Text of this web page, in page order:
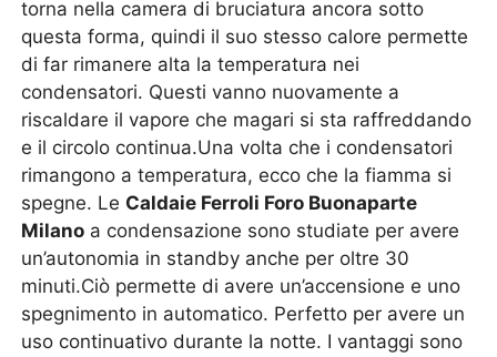
torna nella camera di bruciatura ancora sotto
questa forma, quindi il suo stesso calore permette
di far rimanere alta la temperatura nei
condensatori. Questi vanno nuovamente a
riscaldare il vapore che magari si sta raffreddando
e il circolo continua.Una volta che i condensatori
rimangono a temperatura, ecco che la fiamma si
spegne. Le Caldaie Ferroli Foro Buonaparte
Milano a condensazione sono studiate per avere
un’autonomia in standby anche per oltre 30
minuti.Ciò permette di avere un’accensione e uno
spegnimento in automatico. Perfetto per avere un
uso continuativo durante la notte. I vantaggi sono